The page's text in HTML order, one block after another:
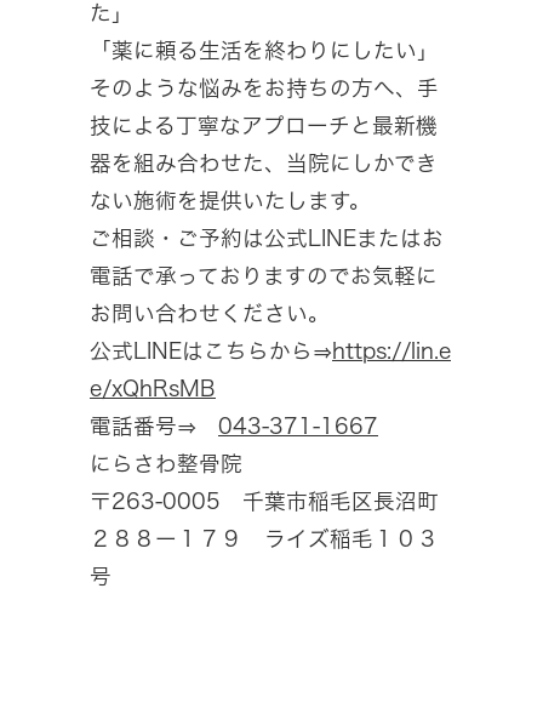
た」
「薬に頼る生活を終わりにしたい」
そのような悩みをお持ちの方へ、手
技による丁寧なアプローチと最新機
器を組み合わせた、当院にしかでき
ない施術を提供いたします。
ご相談・ご予約は公式LINEまたはお
電話で承っておりますのでお気軽に
お問い合わせください。
公式LINEはこちらから⇒https://lin.e
e/xQhRsMB
電話番号⇒ 043-371-1667
にらさわ整骨院
〒263-0005 千葉市稲毛区長沼町
２８８ー１７９ ライズ稲毛１０３
号